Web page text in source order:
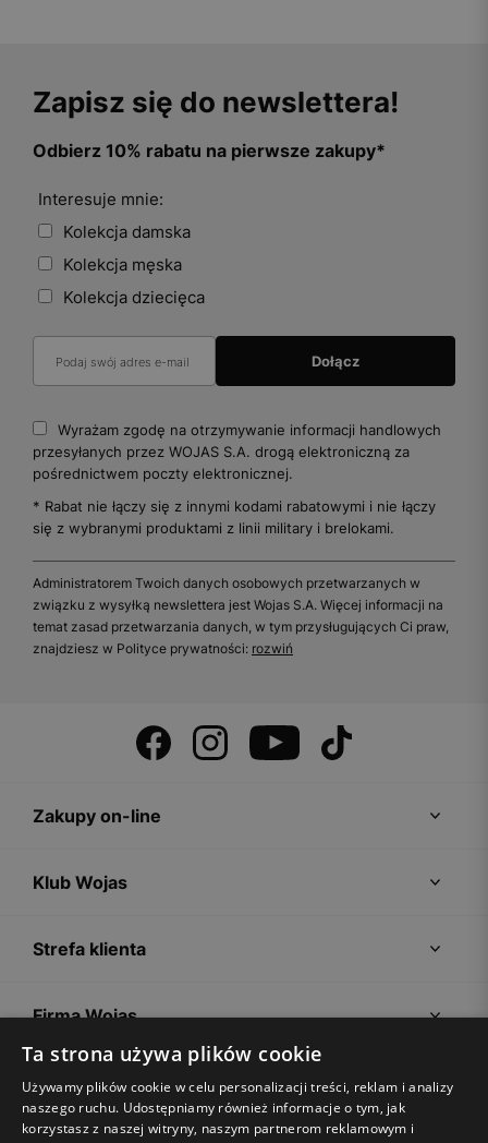
Zapisz się do newslettera!
Odbierz 10% rabatu na pierwsze zakupy*
Interesuje mnie:
Kolekcja damska
Kolekcja męska
Kolekcja dziecięca
Wyrażam zgodę na otrzymywanie informacji handlowych
przesyłanych przez WOJAS S.A. drogą elektroniczną za
pośrednictwem poczty elektronicznej.
* Rabat nie łączy się z innymi kodami rabatowymi i nie łączy
się z wybranymi produktami z linii military i brelokami.
Administratorem Twoich danych osobowych przetwarzanych w
związku z wysyłką newslettera jest Wojas S.A. Więcej informacji na
temat zasad przetwarzania danych, w tym przysługujących Ci praw,
znajdziesz w Polityce prywatności: rozwiń
Zakupy on-line
Klub Wojas
Strefa klienta
Firma Wojas
Porady
Ta strona używa plików cookie
Używamy plików cookie w celu personalizacji treści, reklam i analizy
naszego ruchu. Udostępniamy również informacje o tym, jak
korzystasz z naszej witryny, naszym partnerom reklamowym i